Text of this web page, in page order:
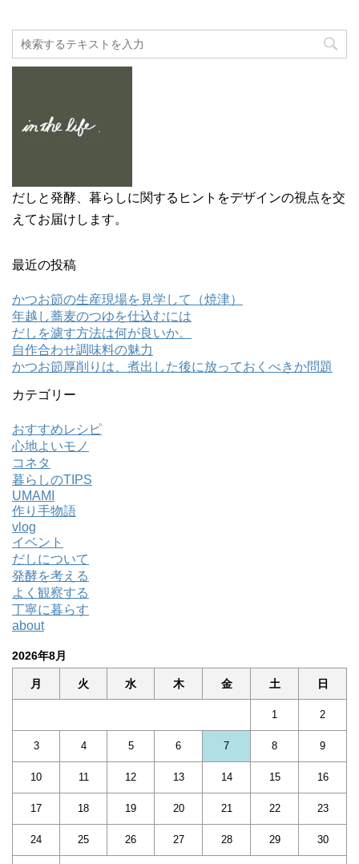
だしと発酵、暮らしに関するヒントをデザインの視点を交
えてお届けします。
最近の投稿
かつお節の生産現場を見学して（焼津）
年越し蕎麦のつゆを仕込むには
だしを濾す方法は何が良いか。
自作合わせ調味料の魅力
かつお節厚削りは、煮出した後に放っておくべきか問題
カテゴリー
おすすめレシピ
心地よいモノ
コネタ
暮らしのTIPS
UMAMI
作り手物語
vlog
イベント
だしについて
発酵を考える
よく観察する
丁寧に暮らす
about
2026年8月
月 火 水 木 金 土 日
1 2
3 4 5 6 7 8 9
10 11 12 13 14 15 16
17 18 19 20 21 22 23
24 25 26 27 28 29 30